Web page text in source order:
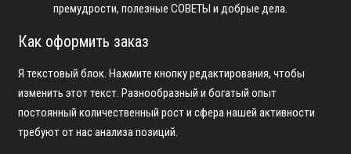
премудрости, полезные СОВЕТЫ и добрые дела.
Как оформить заказ
Я текстовый блок. Нажмите кнопку редактирования, чтобы
изменить этот текст. Разнообразный и богатый опыт
постоянный количественный рост и сфера нашей активности
требуют от нас анализа позиций.